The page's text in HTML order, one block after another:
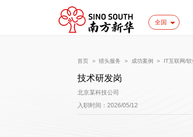
全国
首页 > 猎头服务 > 成功案例 > IT互联网/
技术研发岗
北京某科技公司
入职时间：2026/05/12